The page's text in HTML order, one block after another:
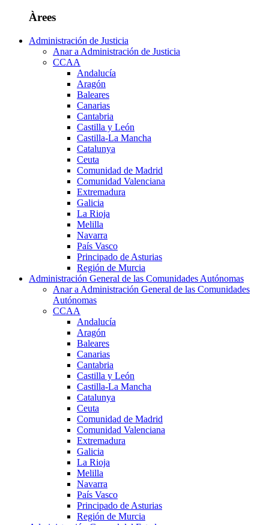
Àrees
Administración de Justicia
Anar a Administración de Justicia
CCAA
Andalucía
Aragón
Baleares
Canarias
Cantabria
Castilla y León
Castilla-La Mancha
Catalunya
Ceuta
Comunidad de Madrid
Comunidad Valenciana
Extremadura
Galicia
La Rioja
Melilla
Navarra
País Vasco
Principado de Asturias
Región de Murcia
Administración General de las Comunidades Autónomas
Anar a Administración General de las Comunidades
Autónomas
CCAA
Andalucía
Aragón
Baleares
Canarias
Cantabria
Castilla y León
Castilla-La Mancha
Catalunya
Ceuta
Comunidad de Madrid
Comunidad Valenciana
Extremadura
Galicia
La Rioja
Melilla
Navarra
País Vasco
Principado de Asturias
Región de Murcia